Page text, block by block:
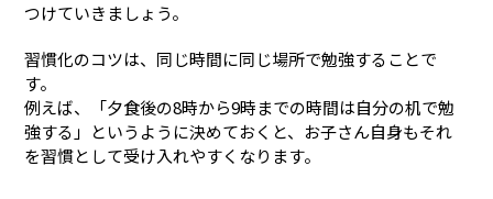
つけていきましょう。
習慣化のコツは、同じ時間に同じ場所で勉強することで
す。
例えば、「夕食後の8時から9時までの時間は自分の机で勉
強する」というように決めておくと、お子さん自身もそれ
を習慣として受け入れやすくなります。